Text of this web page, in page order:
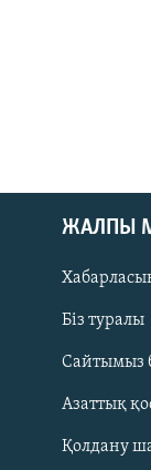
Русский
ЖАЗЫЛЫҢЫЗ
ЖАЛПЫ
Біз туралы
Сайтымыз
Азаттық
Қолдану